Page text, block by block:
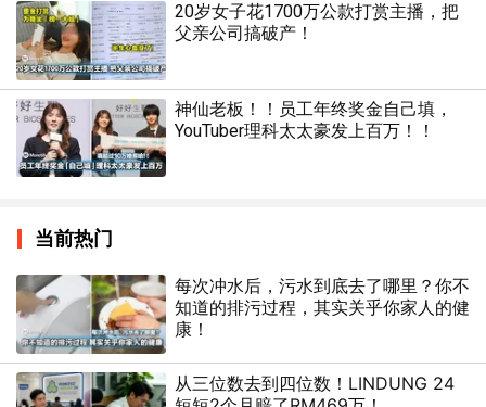
20岁女子花1700万公款打赏主播，把
父亲公司搞破产！
神仙老板！！员工年终奖金自己填，
YouTuber理科太太豪发上百万！！
当前热门
每次冲水后，污水到底去了哪里？你不
知道的排污过程，其实关乎你家人的健
康！
从三位数去到四位数！LINDUNG 24